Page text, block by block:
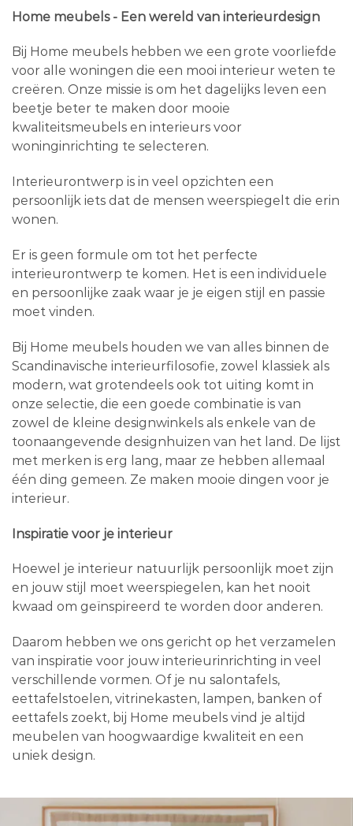
Home meubels - Een wereld van interieurdesign
Bij Home meubels hebben we een grote voorliefde
voor alle woningen die een mooi interieur weten te
creëren. Onze missie is om het dagelijks leven een
beetje beter te maken door mooie
kwaliteitsmeubels en interieurs voor
woninginrichting te selecteren.
Interieurontwerp is in veel opzichten een
persoonlijk iets dat de mensen weerspiegelt die erin
wonen.
Er is geen formule om tot het perfecte
interieurontwerp te komen. Het is een individuele
en persoonlijke zaak waar je je eigen stijl en passie
moet vinden.
Bij Home meubels houden we van alles binnen de
Scandinavische interieurfilosofie, zowel klassiek als
modern, wat grotendeels ook tot uiting komt in
onze selectie, die een goede combinatie is van
zowel de kleine designwinkels als enkele van de
toonaangevende designhuizen van het land. De lijst
met merken is erg lang, maar ze hebben allemaal
één ding gemeen. Ze maken mooie dingen voor je
interieur.
Inspiratie voor je interieur
Hoewel je interieur natuurlijk persoonlijk moet zijn
en jouw stijl moet weerspiegelen, kan het nooit
kwaad om geïnspireerd te worden door anderen.
Daarom hebben we ons gericht op het verzamelen
van inspiratie voor jouw interieurinrichting in veel
verschillende vormen. Of je nu salontafels,
eettafelstoelen, vitrinekasten, lampen, banken of
eettafels zoekt, bij Home meubels vind je altijd
meubelen van hoogwaardige kwaliteit en een
uniek design.